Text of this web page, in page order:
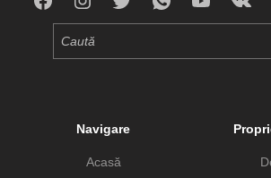
Navigare
Acasă